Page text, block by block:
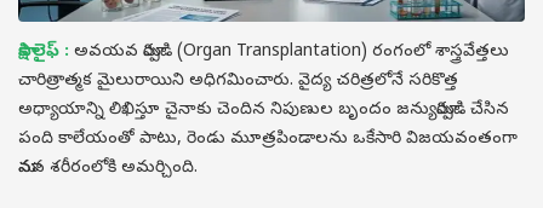
సాక్షి లైఫ్ : అవయవ మార్పిడి (Organ Transplantation) రంగంలో శాస్త్రవేత్తలు
చారిత్రాత్మక మైలురాయిని అధిగమించారు. వైద్య చరిత్రలోనే సరికొత్త
అధ్యాయాన్ని లిఖిస్తూ చైనాకు చెందిన నిపుణుల బృందం జన్యుమార్పిడి చేసిన
పంది కాలేయంతో పాటు, రెండు మూత్రపిండాలను ఒకేసారి విజయవంతంగా
మానవ శరీరంలోకి అమర్చింది.